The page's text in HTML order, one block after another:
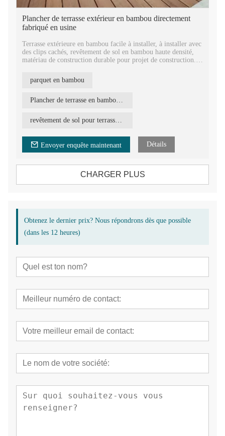
Plancher de terrasse extérieur en bambou directement
fabriqué en usine
Terrasse extérieure en bambou facile à installer, à installer avec
des clips cachés, revêtement de sol en bambou haute densité,
matériau de construction durable pour projet de construction.
Revêtement de sol en bambou sans formaldéhyde, conforme à
la norme européenne E1, respectueux de l'environnement et
commerciaux et résidentiels, avec une garantie de 30 ans pour
les bâtiments résidentiels et de 20 ans pour les bâtiments
jardin, le parc, l'arrière-cour, le balcon, le patio, etc.
parquet en bambou
Plancher de terrasse en bambou directement fabriqué en usine
revêtement de sol pour terrasse extérieure
Envoyer enquête maintenant Détails
CHARGER PLUS
Obtenez le dernier prix? Nous répondrons dès que possible
(dans les 12 heures)